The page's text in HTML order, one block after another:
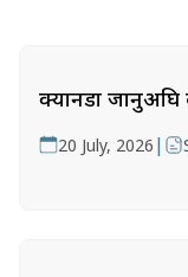
क्यानडा जानुअघि
20 July, 2026 |